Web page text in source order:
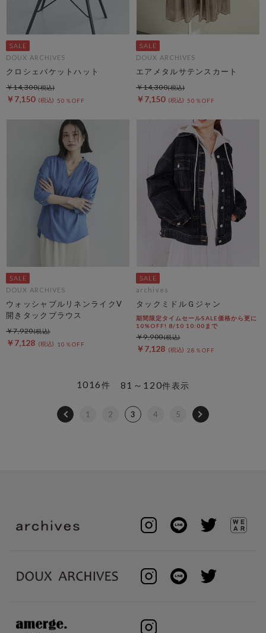
DOUX ARCHIVES
クロシェバケットハット
￥7,150 50％OFF
￥14,300
DOUX ARCHIVES
エアメタルサテンスカート
￥7,150 50％OFF
￥14,300
DOUX ARCHIVES
ウォッシャブルリネンライクV
開きタックブラウス
￥7,128 10％OFF
￥7,920
archives
タックミドルＧジャン
期間限定タイムセールSALE価格から更に
10%OFF! 8/10 10:00まで
￥7,128 28％OFF
￥9,900
81～120件表示
1016件
1 2 3 4 5